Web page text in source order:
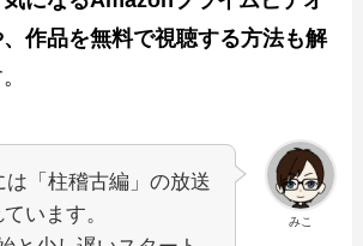
作品を無料で視聴する方法も解
みこ
は「柱稽古編」の放送
います。